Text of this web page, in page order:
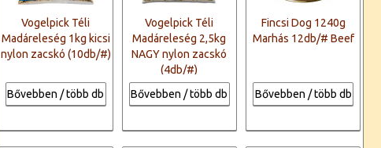
Vogelpick Téli
Madáreleség 1kg kicsi
nylon zacskó (10db/#)
Bővebben / több db
Vogelpick Téli
Madáreleség 2,5kg
NAGY nylon zacskó
(4db/#)
Bővebben / több db
Fincsi Dog 1240g
Marhás 12db/# Beef
Bővebben / több db